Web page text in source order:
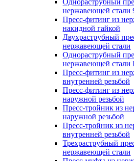
Однораструбный
нержавеющей стали
Пресс-фитинг из
накидной гайкой
Двухраструбный
нержавеющей стали
Однораструбный
нержавеющей
Пресс-фитинг из
внутренней резьбой
Пресс-фитинг из
наружной резьбой
Пресс-тройник из
наружной резьбой
Пресс-тройник из
внутренней резьбой
Трехраструбный
нержавеющей стали